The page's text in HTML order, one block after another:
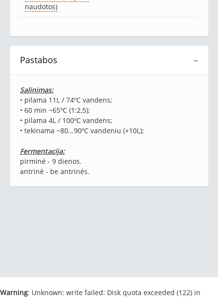
naudotos)
−
Pastabos
Salinimas:
• pilama 11L / 74ºC vandens;
• 60 min ~65ºC (1:2,5);
• pilama 4L / 100ºC vandens;
• tekinama ~80...90ºC vandeniu (+10L);
Fermentacija:
pirminė - 9 dienos.
antrinė - be antrinės.
Warning: Unknown: write failed: Disk quota exceeded (122) in